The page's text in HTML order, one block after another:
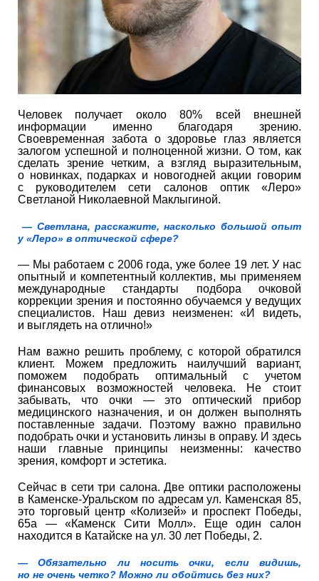
Человек получает около 80% всей внешней
информации именно благодаря зрению.
Своевременная забота о здоровье глаз является
залогом успешной и полноценной жизни. О том, как
сделать зрение четким, а взгляд выразительным,
о новинках, подарках и новогодней акции говорим
с руководителем сети салонов оптик «Леро»
Светланой Николаевной Маклыгиной.
— Светлана, расскажите, насколько большой опыт
у «Леро» в оптической сфере?
— Мы работаем с 2006 года, уже более 19 лет. У нас
опытный и компетентный коллектив, мы применяем
международные стандарты подбора очковой
коррекции зрения и постоянно обучаемся у ведущих
специалистов. Наш девиз неизменен: «И видеть,
и выглядеть на отлично!»
Нам важно решить проблему, с которой обратился
клиент. Можем предложить наилучший вариант,
поможем подобрать оптимальный с учетом
финансовых возможностей человека. Не стоит
забывать, что очки — это оптический прибор
медицинского назначения, и он должен выполнять
поставленные задачи. Поэтому важно правильно
подобрать очки и установить линзы в оправу. И здесь
наши главные принципы неизменны: качество
зрения, комфорт и эстетика.
Сейчас в сети три салона. Две оптики расположены
в Каменске-Уральском по адресам ул. Каменская 85,
это торговый центр «Колизей» и проспект Победы,
65а — «Каменск Сити Молл». Еще один салон
находится в Катайске на ул. 30 лет Победы, 2.
— Обязательно ли носить очки, если видишь,
но не очень четко? Можно ли обойтись без них?